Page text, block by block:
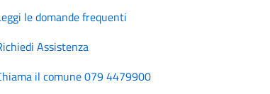
le domande frequenti
Assistenza
il comune 079 4479900